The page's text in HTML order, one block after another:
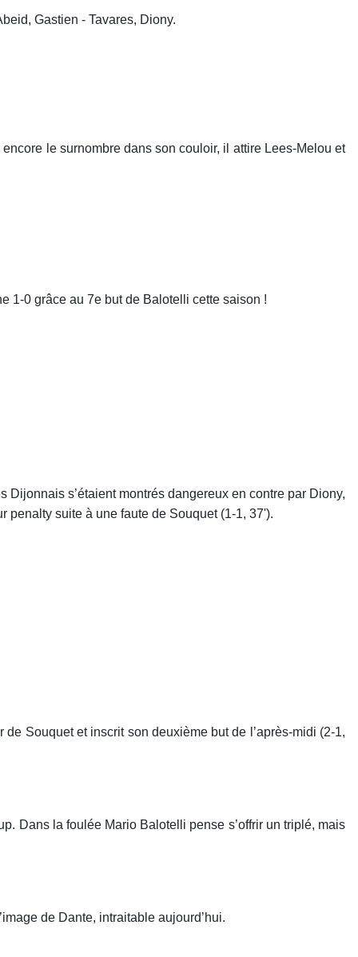
Gastien - Tavares, Diony.
le surnombre dans son couloir, il attire Lees-Melou et
1-0 grâce au 7e but de Balotelli cette saison !
s’étaient montrés dangereux en contre par Diony,
penalty suite à une faute de Souquet (1-1, 37').
Souquet et inscrit son deuxième but de l’après-midi (2-1,
Dans la foulée Mario Balotelli pense s’offrir un triplé, mais
de Dante, intraitable aujourd’hui.